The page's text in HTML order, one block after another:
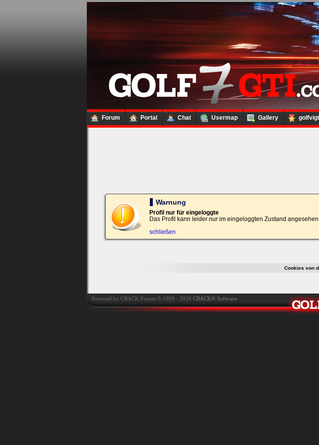
Forum Portal Chat Usermap Gallery
Loginbox
Trage
bitte
in
die
nachfolgenden
Felder
Deinen
Benutzernamen
und
Kennwort
ein,
um
Bei jedem Besuch
automatisch einloggen.
Warnung
Profil nur für eingeloggte
Das Profil kann leider nur im eingeloggten Zustand
schließen
Cookies von
Powered by CBACK Forum © 1999 - 2026CBACK® Software